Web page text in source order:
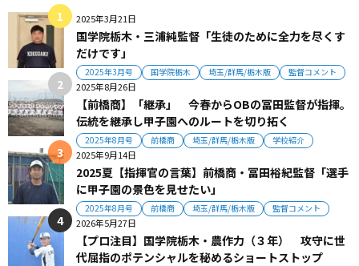
2025年3月21日
国学院栃木・三浦純監督「生徒のために全力を尽くす
だけです」
2025年3月号 国学院栃木 埼玉/群馬/栃木版 監督コメント
2025年8月26日
【前橋商】「継承」 今春からOBの冨田監督が指揮。
伝統を継承し甲子園へのルートを切り拓く
2025年8月号 前橋商 埼玉/群馬/栃木版 学校紹介
2025年9月14日
2025夏【指揮官の言葉】前橋商・冨田裕紀監督「選手
に甲子園の景色を見せたい」
2025年8月号 前橋商 埼玉/群馬/栃木版 監督コメント
2026年5月27日
【プロ注目】国学院栃木・農作力（３年） 攻守に世
代屈指のポテンシャルを秘めるショートストップ